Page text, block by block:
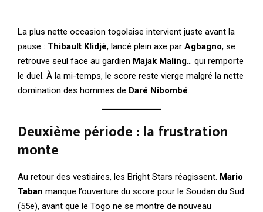
La plus nette occasion togolaise intervient juste avant la
pause : Thibault Klidjè, lancé plein axe par Agbagno, se
retrouve seul face au gardien Majak Maling… qui remporte
le duel. À la mi-temps, le score reste vierge malgré la nette
domination des hommes de Daré Nibombé.
Deuxième période : la frustration
monte
Au retour des vestiaires, les Bright Stars réagissent. Mario
Taban manque l’ouverture du score pour le Soudan du Sud
(55e), avant que le Togo ne se montre de nouveau